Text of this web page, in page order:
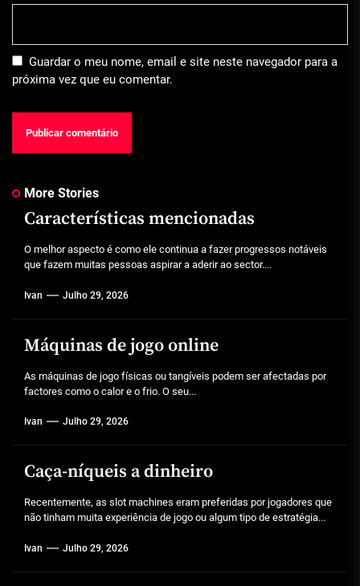
Guardar o meu nome, email e site neste navegador para a
próxima vez que eu comentar.
More Stories
Características mencionadas
O melhor aspecto é como ele continua a fazer progressos notáveis
que fazem muitas pessoas aspirar a aderir ao sector....
Ivan Julho 29, 2026
Máquinas de jogo online
As máquinas de jogo físicas ou tangíveis podem ser afectadas por
factores como o calor e o frio. O seu...
Ivan Julho 29, 2026
Caça-níqueis a dinheiro
Recentemente, as slot machines eram preferidas por jogadores que
não tinham muita experiência de jogo ou algum tipo de estratégia...
Ivan Julho 29, 2026